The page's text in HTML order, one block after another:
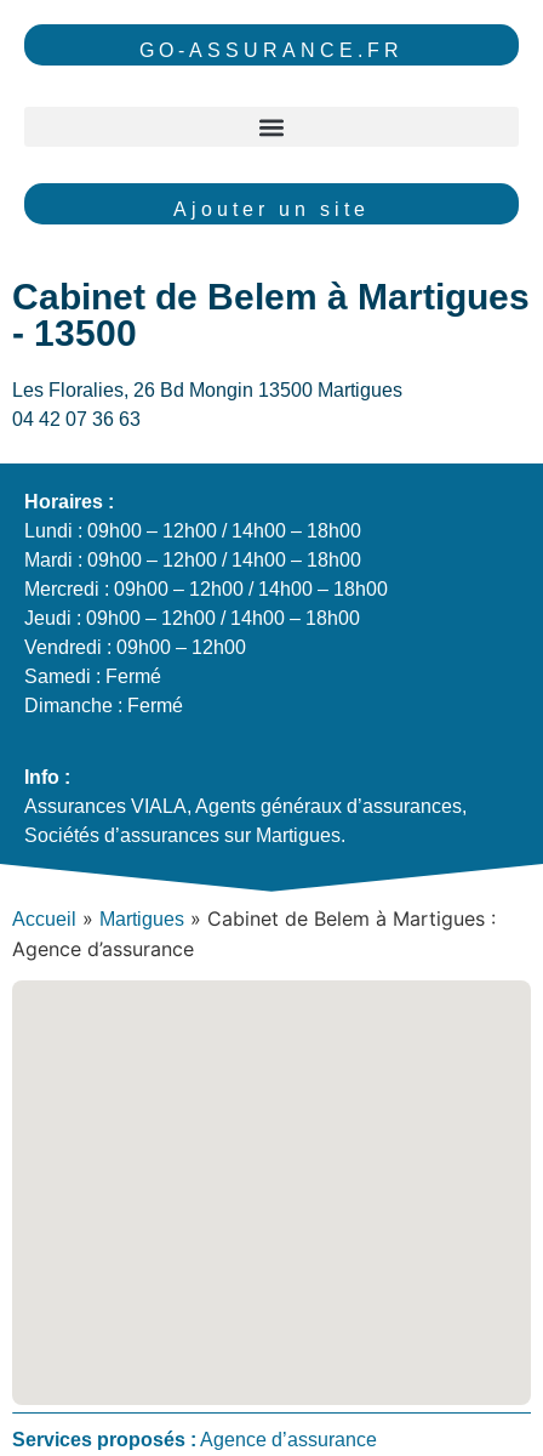
GO-ASSURANCE.FR
Ajouter un site
Cabinet de Belem à Martigues
- 13500
Les Floralies, 26 Bd Mongin 13500 Martigues
04 42 07 36 63
Horaires :
Lundi : 09h00 – 12h00 / 14h00 – 18h00
Mardi : 09h00 – 12h00 / 14h00 – 18h00
Mercredi : 09h00 – 12h00 / 14h00 – 18h00
Jeudi : 09h00 – 12h00 / 14h00 – 18h00
Vendredi : 09h00 – 12h00
Samedi : Fermé
Dimanche : Fermé
Info :
Assurances VIALA, Agents généraux d’assurances,
Sociétés d’assurances sur Martigues.
Accueil » Martigues » Cabinet de Belem à Martigues :
Agence d’assurance
Services proposés : Agence d’assurance